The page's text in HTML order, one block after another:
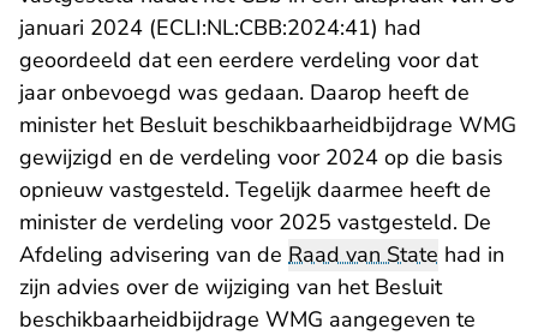
januari 2024 (ECLI:NL:CBB:2024:41- U verlaat
) had
geoordeeld dat een eerdere verdeling voor dat
jaar onbevoegd was gedaan. Daarop heeft de
minister het Besluit beschikbaarheidbijdrage WMG
gewijzigd en de verdeling voor 2024 op die basis
opnieuw vastgesteld. Tegelijk daarmee heeft de
minister de verdeling voor 2025 vastgesteld. De
Afdeling advisering van de Raad van State had in
zijn advies over de wijziging van het Besluit
beschikbaarheidbijdrage WMG aangegeven te